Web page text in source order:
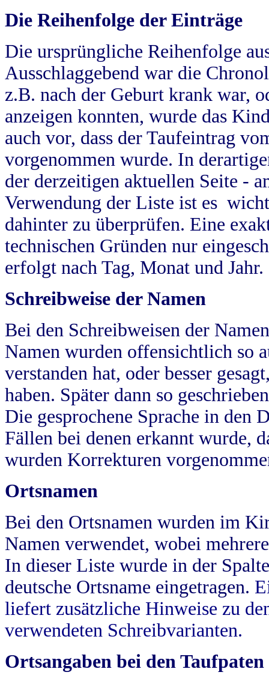
Die Reihenfolge der Einträge
Die ursprüngliche Reihenfolge
Ausschlaggebend war die
z.B. nach der Geburt krank war,
anzeigen konnten, wurde das
auch vor, dass der Taufeintrag
vorgenommen wurde. In
der derzeitigen aktuellen Seite -
Verwendung der Liste ist es
dahinter zu überprüfen. Eine
technischen Gründen nur
erfolgt nach Tag, Monat und Jahr.
Schreibweise der Namen
Bei den Schreibweisen der
Namen wurden offensichtlich so
verstanden hat, oder besser
haben. Später dann so
Die gesprochene Sprache in
Fällen bei denen erkannt wurde,
wurden Korrekturen
Ortsnamen
Bei den Ortsnamen wurden im
Namen verwendet, wobei
In dieser Liste wurde in der
deutsche Ortsname eingetragen.
liefert zusätzliche Hinweise zu
verwendeten Schreibvarianten.
Ortsangaben bei den Taufpaten